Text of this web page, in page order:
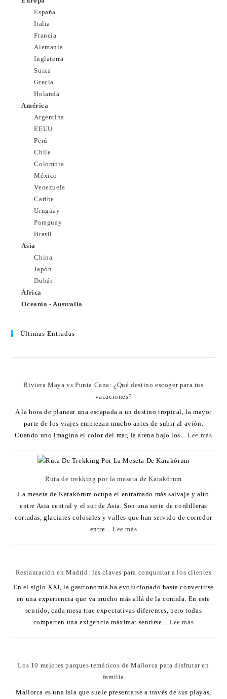
España
Italia
Francia
Alemania
Inglaterra
Suiza
Grecia
Holanda
América
Argentina
EEUU
Perú
Chile
Colombia
México
Venezuela
Caribe
Uruguay
Paraguay
Brasil
Asia
China
Japón
Dubái
África
Oceanía - Australia
Últimas Entradas
Riviera Maya vs Punta Cana: ¿Qué destino escoger para tus
vacaciones?
A la hora de planear una escapada a un destino tropical, la mayor
parte de los viajes empiezan mucho antes de subir al avión.
Cuando uno imagina el color del mar, la arena bajo los...Lee más
Ruta de trekking por la meseta de Karakórum
La meseta de Karakórum ocupa el entramado más salvaje y alto
entre Asia central y el sur de Asia. Son una serie de cordilleras
cortadas, glaciares colosales y valles que han servido de corredor
entre...Lee más
Restauración en Madrid: las claves para conquistar a los clientes
En el siglo XXI, la gastronomía ha evolucionado hasta convertirse
en una experiencia que va mucho más allá de la comida. En este
sentido, cada mesa trae expectativas diferentes, pero todas
comparten una exigencia máxima: sentirse...Lee más
Los 10 mejores parques temáticos de Mallorca para disfrutar en
familia
Mallorca es una isla que suele presentarse a través de sus playas,